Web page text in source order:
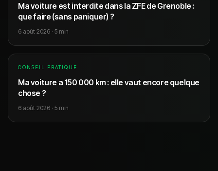
Ma voiture est interdite dans la ZFE de Grenoble :
que faire (sans paniquer) ?
6 août 2026 · 5 min
CONSEIL PRATIQUE
Ma voiture a 150 000 km : elle vaut encore quelque
chose ?
6 août 2026 · 5 min